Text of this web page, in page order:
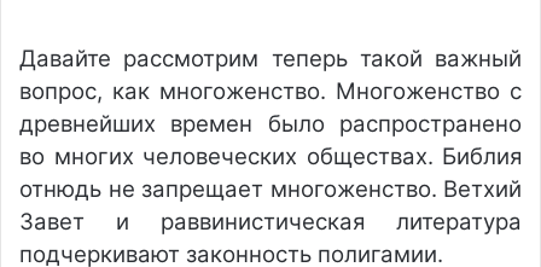
Давайте рассмотрим теперь такой важный
вопрос, как многоженство. Многоженство с
древнейших времен было распространено
во многих человеческих обществах. Библия
отнюдь не запрещает многоженство. Ветхий
Завет и раввинистическая литература
подчеркивают законность полигамии.